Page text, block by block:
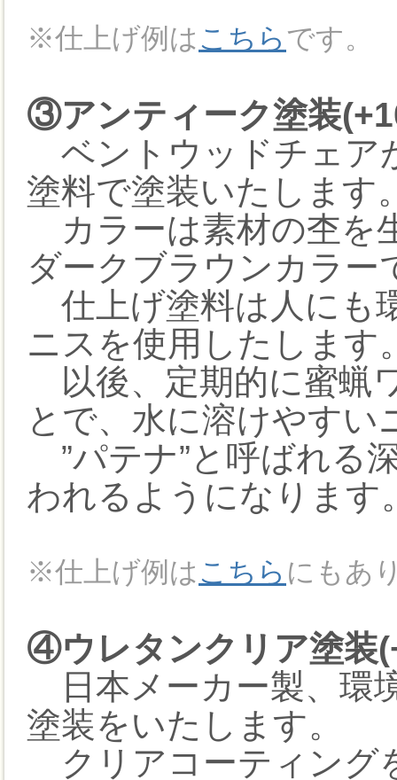
※仕上げ例はこちら です。
③アンティーク塗装
ベントウッドチェア
塗料で塗装いたします
カラーは素材の杢を
ダークブラウンカラー
仕上げ塗料は人にも
ニスを使用したします
以後、定期的に蜜蝋
とで、水に溶けやすい
”パテナ”と呼ばれる
われるようになります
※仕上げ例はこちら にもあ
④ウレタンクリア塗装
日本メーカー製、環
塗装をいたします。
クリアコーティング